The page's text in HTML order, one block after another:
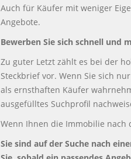
Auch für Käufer mit weniger
Angebote.
Bewerben Sie sich schnell und
Zu guter Letzt zählt es bei der
Steckbrief vor. Wenn Sie sich
als ernsthaften Käufer
ausgefülltes Suchprofil
Wenn Ihnen die Immobilie nach
Sie sind auf der Suche nach